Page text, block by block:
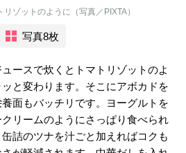
ゾットのように（写真／PIXTA）
写真8枚
ュースで炊くとトマトリゾットのよ
と変わります。そこにアボカドを
面もバッチリです。ヨーグルトを
リームのようにさっぱり食べられ
詰のツナを汁ごと加えればコクも